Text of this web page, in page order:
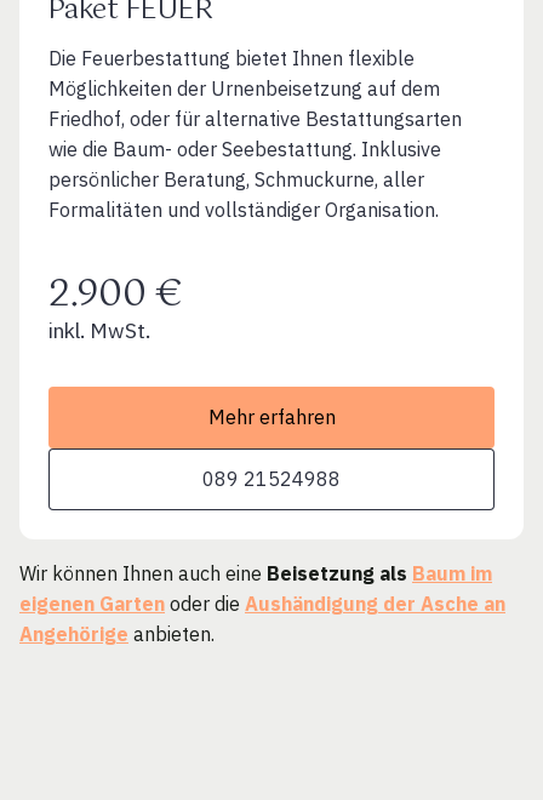
Paket FEUER
Die Feuerbestattung bietet Ihnen flexible
Möglichkeiten der Urnenbeisetzung auf dem
Friedhof, oder für alternative Bestattungsarten
wie die Baum- oder Seebestattung. Inklusive
persönlicher Beratung, Schmuckurne, aller
Formalitäten und vollständiger Organisation.
2.900 €
inkl. MwSt.
Mehr erfahren
089 21524988
Wir können Ihnen auch eine Beisetzung als Baum im
eigenen Garten oder die Aushändigung der Asche an
Angehörige anbieten.